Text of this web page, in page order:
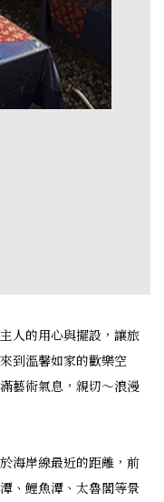
人的用心與擺設，讓旅
到溫馨如家的歡樂空
藝術氣息，親切～浪漫
海岸線最近的距離，前
、鯉魚潭、太魯閣等景